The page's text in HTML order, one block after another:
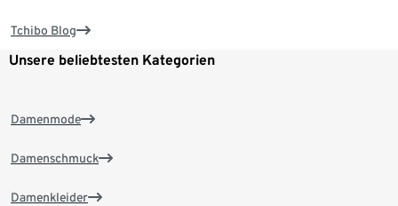
Tchibo Blog
Unsere beliebtesten Kategorien
Damenmode
Damenschmuck
Damenkleider